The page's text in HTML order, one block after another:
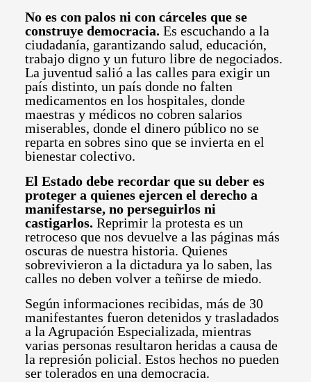
No es con palos ni con cárceles que se
construye democracia. Es escuchando a la
ciudadanía, garantizando salud, educación,
trabajo digno y un futuro libre de negociados.
La juventud salió a las calles para exigir un
país distinto, un país donde no falten
medicamentos en los hospitales, donde
maestras y médicos no cobren salarios
miserables, donde el dinero público no se
reparta en sobres sino que se invierta en el
bienestar colectivo.
El Estado debe recordar que su deber es
proteger a quienes ejercen el derecho a
manifestarse, no perseguirlos ni
castigarlos. Reprimir la protesta es un
retroceso que nos devuelve a las páginas más
oscuras de nuestra historia. Quienes
sobrevivieron a la dictadura ya lo saben, las
calles no deben volver a teñirse de miedo.
Según informaciones recibidas, más de 30
manifestantes fueron detenidos y trasladados
a la Agrupación Especializada, mientras
varias personas resultaron heridas a causa de
la represión policial. Estos hechos no pueden
ser tolerados en una democracia.